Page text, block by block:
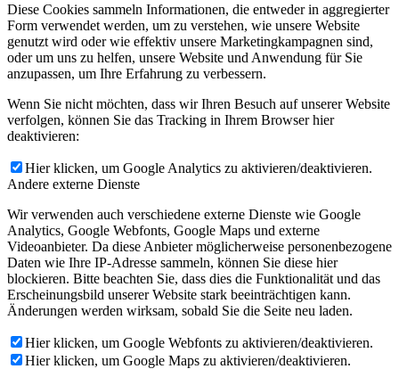
Diese Cookies sammeln Informationen, die entweder in aggregierter
Form verwendet werden, um zu verstehen, wie unsere Website
genutzt wird oder wie effektiv unsere Marketingkampagnen sind,
oder um uns zu helfen, unsere Website und Anwendung für Sie
anzupassen, um Ihre Erfahrung zu verbessern.
Wenn Sie nicht möchten, dass wir Ihren Besuch auf unserer Website
verfolgen, können Sie das Tracking in Ihrem Browser hier
deaktivieren:
Hier klicken, um Google Analytics zu aktivieren/deaktivieren.
Andere externe Dienste
Wir verwenden auch verschiedene externe Dienste wie Google
Analytics, Google Webfonts, Google Maps und externe
Videoanbieter. Da diese Anbieter möglicherweise personenbezogene
Daten wie Ihre IP-Adresse sammeln, können Sie diese hier
blockieren. Bitte beachten Sie, dass dies die Funktionalität und das
Erscheinungsbild unserer Website stark beeinträchtigen kann.
Änderungen werden wirksam, sobald Sie die Seite neu laden.
Hier klicken, um Google Webfonts zu aktivieren/deaktivieren.
Hier klicken, um Google Maps zu aktivieren/deaktivieren.